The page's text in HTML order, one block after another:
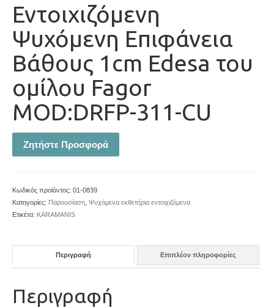
Εντoιχιζόμενη
Ψυχόμενη Επιφάνεια
Βάθους 1cm Edesa του
ομίλου Fagor
MOD:DRFP-311-CU
Ζητήστε Προσφορά
Κωδικός προϊόντος: 01-0839
Κατηγορίες: Παρουσίαση Ψυχόμενα εκθετήρια εντοιχιζόμενα
Ετικέτα: KARAMANIS
Περιγραφή Επιπλέον πληροφορίες
Περιγραφή